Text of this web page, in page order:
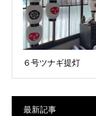
６号ツナギ提灯
最新記事